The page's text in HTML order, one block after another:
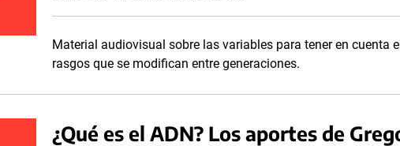
Material audiovisual sobre las variables para tener en cuenta
rasgos que se modifican entre generaciones.
¿Qué es el ADN? Los aportes de